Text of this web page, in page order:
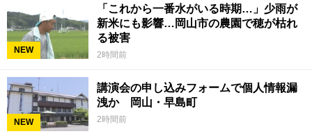
NEW
「これから一番水がいる時期…」少雨が
新米にも影響…岡山市の農園で穂が枯れ
る被害
2時間前
NEW
講演会の申し込みフォームで個人情報漏
洩か 岡山・早島町
2時間前